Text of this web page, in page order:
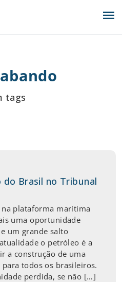
menu
tags
Brasil no Tribunal
plataforma marítima
uma oportunidade
um grande salto
o petróleo é a
a construção de uma
todos os brasileiros.
perdida, se não […]